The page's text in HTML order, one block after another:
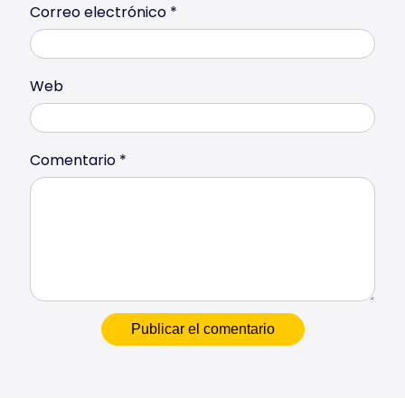
Comentario *
Correo electrónico *
Web